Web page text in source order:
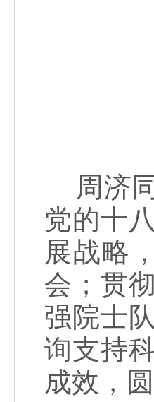
周济同
党的十
展战略
会；贯
强院士
询支持
成效，